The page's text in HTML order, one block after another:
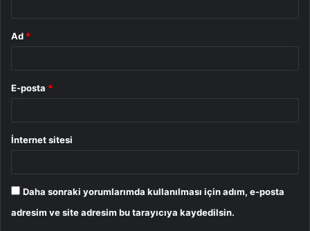
Ad *
E-posta *
İnternet sitesi
Daha sonraki yorumlarımda kullanılması için adım, e-posta
adresim ve site adresim bu tarayıcıya kaydedilsin.